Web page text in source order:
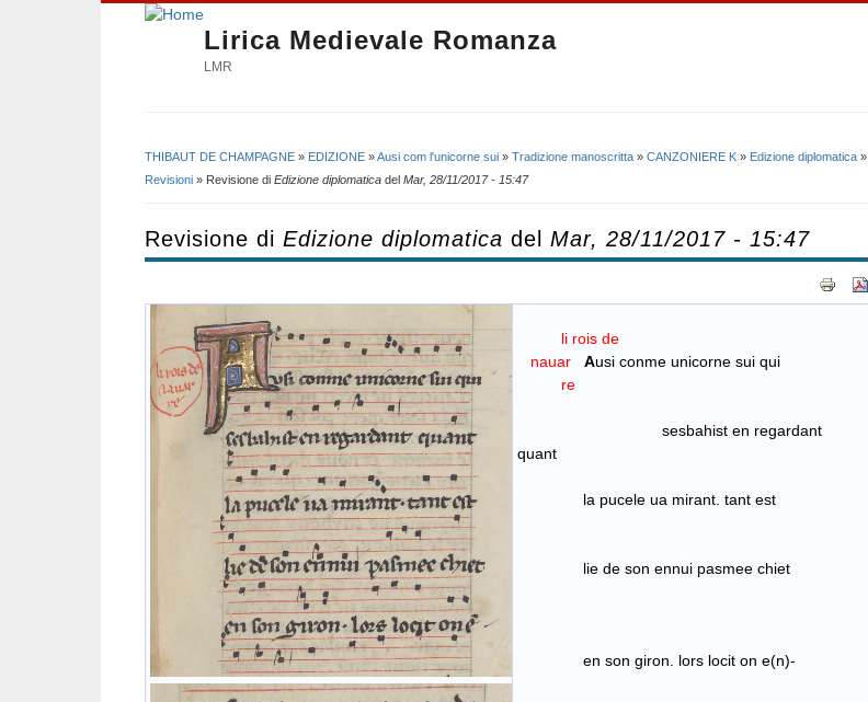
Lirica Medievale Romanza
LMR
Tu sei qui
THIBAUT DE CHAMPAGNE » EDIZIONE »Ausi com l'unicorne sui » Tradizione manoscritta » CANZONIERE K » Edizione diplomatica »
Revisioni » Revisione di Edizione diplomatica del Mar, 28/11/2017 - 15:47
Revisione di Edizione diplomatica del Mar, 28/11/2017 - 15:47
li rois de
nauar
Ausi conme unicorne sui qui
re
sesbahist en regardant
quant
la pucele ua mirant. tant est
lie de son ennui pasmee chiet
en son giron. lors locit on e(n)-